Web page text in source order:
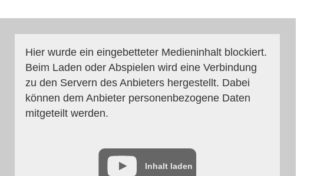
Hier wurde ein eingebetteter Medieninhalt blockiert.
Beim Laden oder Abspielen wird eine Verbindung
zu den Servern des Anbieters hergestellt. Dabei
können dem Anbieter personenbezogene Daten
mitgeteilt werden.
Inhalt laden